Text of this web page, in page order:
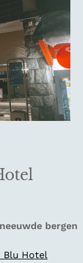
bergen
Blu Hotel